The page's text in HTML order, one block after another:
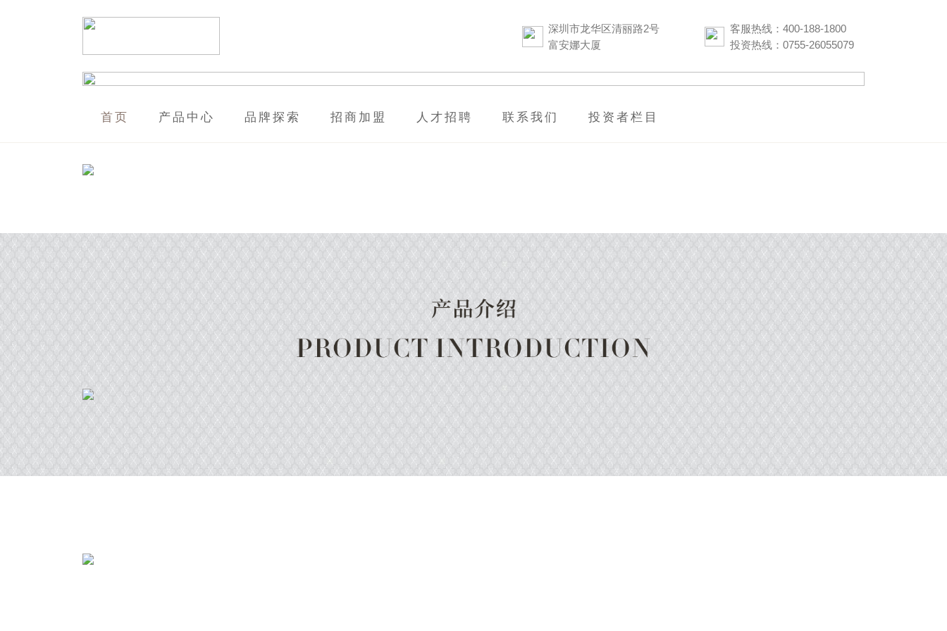
深圳市龙华区清丽路2号
富安娜大厦
客服热线：400-188-1800
投资热线：0755-26055079
首页 产品中心 品牌探索 招商加盟 人才招聘 联系我们 投资者栏目